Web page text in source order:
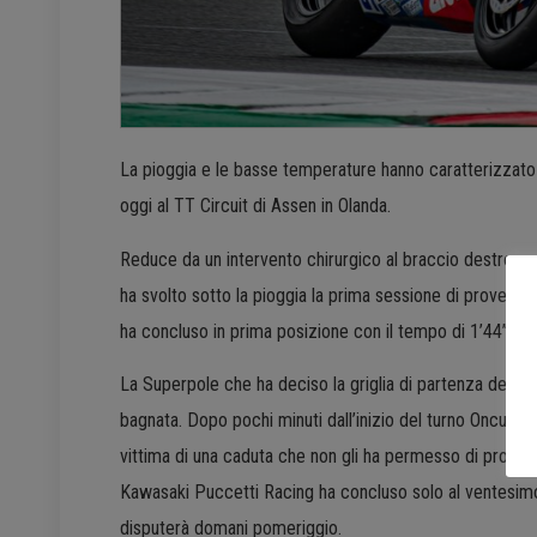
La pioggia e le basse temperature hanno
oggi al TT Circuit di Assen in Olanda.
Reduce da un intervento chirurgico al braccio destro
ha svolto sotto la pioggia la prima sessione di prove
ha concluso in prima posizione con il tempo di 1’44”419.
La Superpole che ha deciso la griglia di partenza delle
bagnata. Dopo pochi minuti dall’inizio del turno Oncu
vittima di una caduta che non gli ha permesso di
Kawasaki Puccetti Racing ha concluso solo al
disputerà domani pomeriggio.